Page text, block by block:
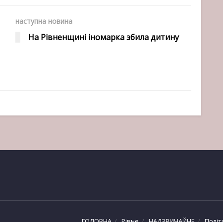
наступна новина
На Рівненщині іномарка збила дитину